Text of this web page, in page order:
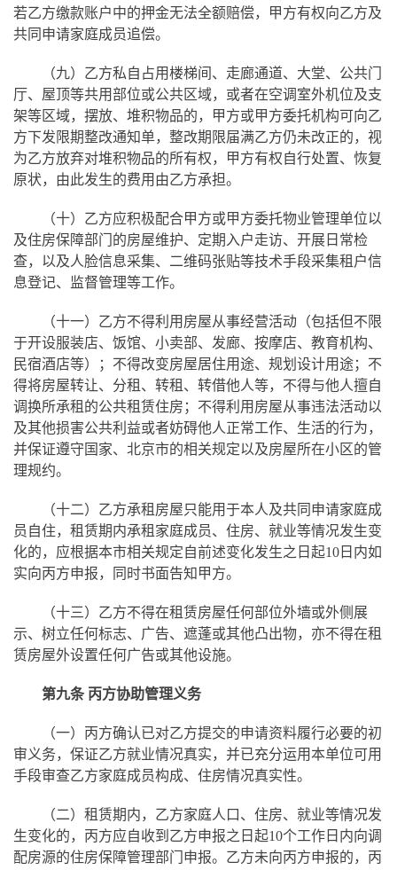
若乙方缴款账户中的押金无法全额赔偿，甲方有权向乙方及
共同申请家庭成员追偿。
（九）乙方私自占用楼梯间、走廊通道、大堂、公共门
厅、屋顶等共用部位或公共区域，或者在空调室外机位及支
架等区域，摆放、堆积物品的，甲方或甲方委托机构可向乙
方下发限期整改通知单，整改期限届满乙方仍未改正的，视
为乙方放弃对堆积物品的所有权，甲方有权自行处置、恢复
原状，由此发生的费用由乙方承担。
（十）乙方应积极配合甲方或甲方委托物业管理单位以
及住房保障部门的房屋维护、定期入户走访、开展日常检
查，以及人脸信息采集、二维码张贴等技术手段采集租户信
息登记、监督管理等工作。
（十一）乙方不得利用房屋从事经营活动（包括但不限
于开设服装店、饭馆、小卖部、发廊、按摩店、教育机构、
民宿酒店等）；不得改变房屋居住用途、规划设计用途；不
得将房屋转让、分租、转租、转借他人等，不得与他人擅自
调换所承租的公共租赁住房；不得利用房屋从事违法活动以
及其他损害公共利益或者妨碍他人正常工作、生活的行为，
并保证遵守国家、北京市的相关规定以及房屋所在小区的管
理规约。
（十二）乙方承租房屋只能用于本人及共同申请家庭成
员自住，租赁期内承租家庭成员、住房、就业等情况发生变
化的，应根据本市相关规定自前述变化发生之日起10日内如
实向丙方申报，同时书面告知甲方。
（十三）乙方不得在租赁房屋任何部位外墙或外侧展
示、树立任何标志、广告、遮蓬或其他凸出物，亦不得在租
赁房屋外设置任何广告或其他设施。
第九条 丙方协助管理义务
（一）丙方确认已对乙方提交的申请资料履行必要的初
审义务，保证乙方就业情况真实，并已充分运用本单位可用
手段审查乙方家庭成员构成、住房情况真实性。
（二）租赁期内，乙方家庭人口、住房、就业等情况发
生变化的，丙方应自收到乙方申报之日起10个工作日内向调
配房源的住房保障管理部门申报。乙方未向丙方申报的，丙